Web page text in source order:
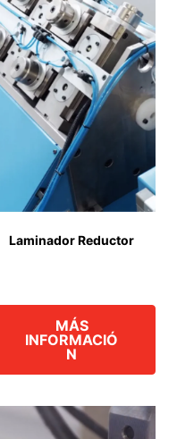
Laminador Reductor
MÁS
INFORMACIÓ
N